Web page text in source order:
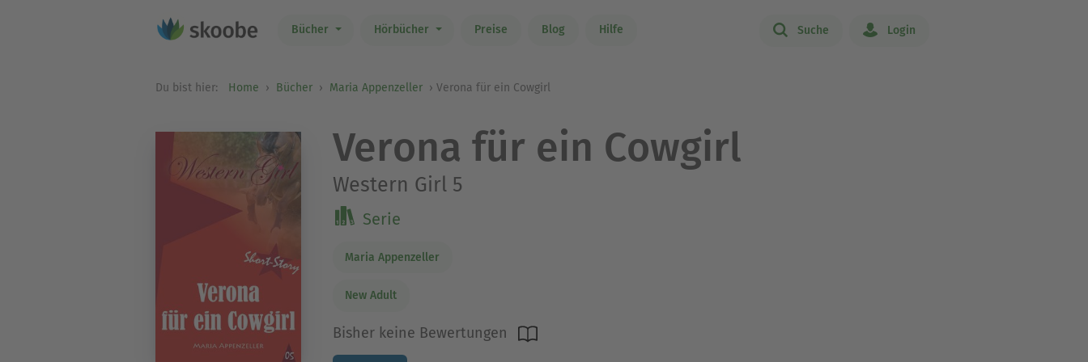
Bücher Hörbücher Preise Blog Hilfe Suche Login
Du bist hier: Home Bücher Maria Appenzeller Verona für ein Cowgirl
Verona für ein Cowgirl
Western Girl 5
Serie
Maria Appenzeller
New Adult
Bisher keine Bewertungen